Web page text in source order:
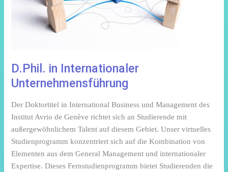
D.Phil. in Internationaler
Unternehmensführung
Der Doktortitel in International Business und Management des
Institut Avrio de Genève richtet sich an Studierende mit
außergewöhnlichem Talent auf diesem Gebiet. Unser virtuelles
Studienprogramm konzentriert sich auf die Kombination von
Elementen aus dem General Management und internationaler
Expertise. Dieses Fernstudienprogramm bietet Studierenden die